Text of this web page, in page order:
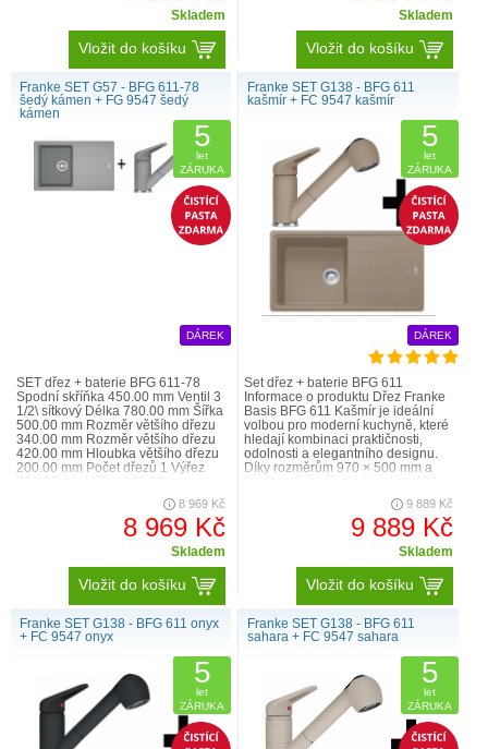
Skladem
Vložit do košíku
Skladem
Vložit do košíku
Franke SET G57 - BFG 611-78
šedý kámen + FG 9547 šedý
kámen
5
let
ZÁRUKA
DÁREK
SET dřez + baterie BFG 611-78
Spodní skříňka 450.00 mm Ventil 3
1/2\ sítkový Délka 780.00 mm Šířka
500.00 mm Rozměr většího dřezu
340.00 mm Rozměr většího dřezu
420.00 mm Hloubka většího dřezu
200.00 mm Počet dřezů 1 Výřez
8 969 Kč
8 969 Kč
Skladem
Vložit do košíku
Franke SET G138 - BFG 611
kašmír + FC 9547 kašmír
5
let
ZÁRUKA
DÁREK
Set dřez + baterie BFG 611
Informace o produktu Dřez Franke
Basis BFG 611 Kašmír je ideální
volbou pro moderní kuchyně, které
hledají kombinaci praktičnosti,
odolnosti a elegantního designu.
Díky rozměrům 970 × 500 mm a
9 889 Kč
9 889 Kč
Skladem
Vložit do košíku
Franke SET G138 - BFG 611 onyx
+ FC 9547 onyx
5
let
ZÁRUKA
Franke SET G138 - BFG 611
sahara + FC 9547 sahara
5
let
ZÁRUKA